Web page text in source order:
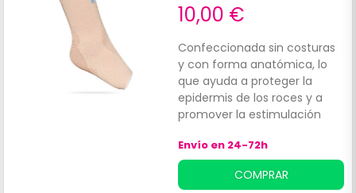
10,00 €
Confeccionada sin costuras
y con forma anatómica, lo
que ayuda a proteger la
epidermis de los roces y a
promover la estimulación
incluye tejido Air.
Envío en 24-72h
COMPRAR